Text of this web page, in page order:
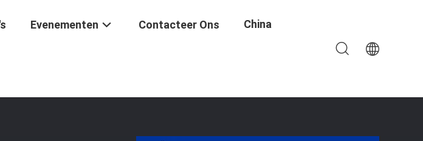
Evenementen Contacteer Ons China
MicroVicky VM1010A